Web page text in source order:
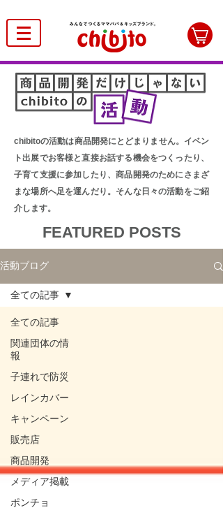
chibitoの活動は商品開発にとどまりません。イベン
ト出展でお客様と直接お話する機会をつくったり、
子育て支援に参加したり、商品開発のためにさまざ
まな場所へ足を運んだり。そんな日々の活動をご紹
介します。
FEATURED POSTS
活動ブログ
全ての記事
関連団体の情
報
子連れで防災
レインカバー
キャンペーン
販売店
商品開発
メディア掲載
ポンチョ
全ての記事